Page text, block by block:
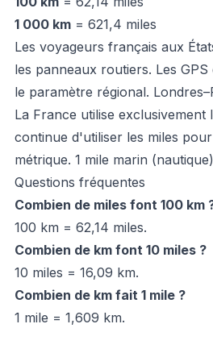
1 000 km = 621,4 miles
Les voyageurs français aux
les panneaux routiers. Les
le paramètre régional.
La France utilise
continue d'utiliser les miles
métrique. 1 mile marin
Questions fréquentes
Combien de miles font 100 km
100 km = 62,14 miles.
Combien de km font 10 miles ?
10 miles = 16,09 km.
Combien de km fait 1 mile ?
1 mile = 1,609 km.